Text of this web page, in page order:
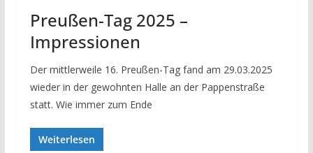
Preußen-Tag 2025 –
Impressionen
Der mittlerweile 16. Preußen-Tag fand am 29.03.2025
wieder in der gewohnten Halle an der Pappenstraße
statt. Wie immer zum Ende
Weiterlesen